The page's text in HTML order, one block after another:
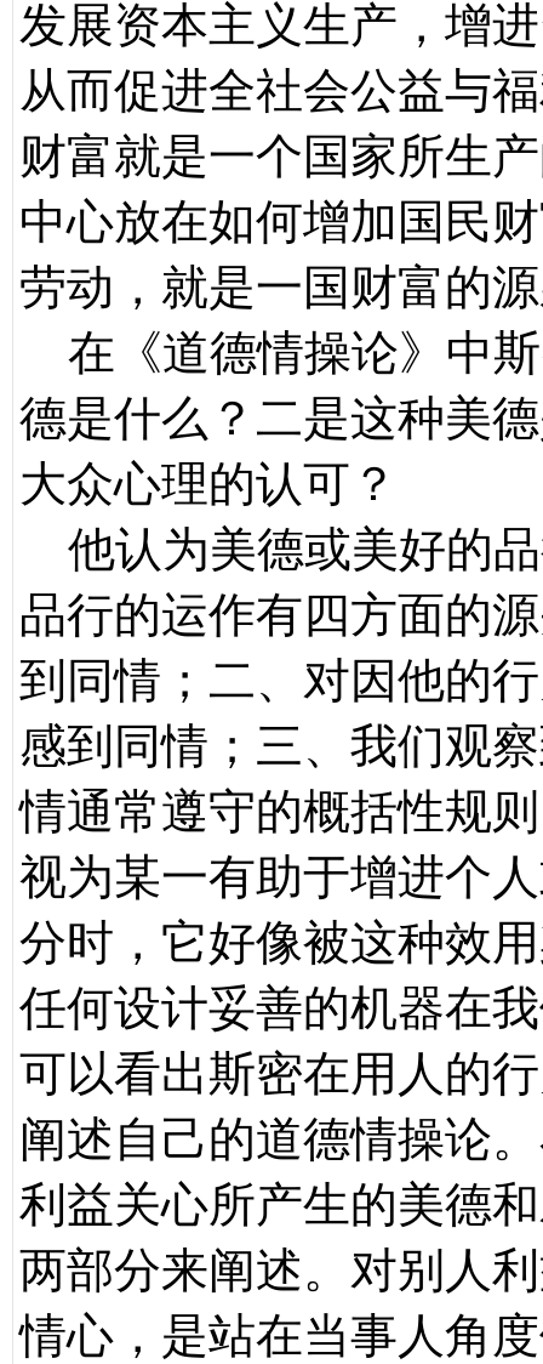
发展资本主义生产，增
从而促进全社会公益与
财富就是一个国家所生
中心放在如何增加国民
劳动，就是一国财富的
在《道德情操论》中
德是什么？二是这种美
大众心理的认可？
他认为美德或美好的
品行的运作有四方面的
到同情；二、对因他的
感到同情；三、我们观
情通常遵守的概括性规
视为某一有助于增进个
分时，它好像被这种效
任何设计妥善的机器在
可以看出斯密在用人的
阐述自己的道德情操论
利益关心所产生的美德
两部分来阐述。对别人
情心，是站在当事人角